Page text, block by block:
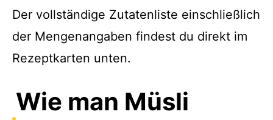
Der vollständige Zutatenliste einschließlich
der Mengenangaben findest du direkt im
Rezeptkarten unten.
Wie man Müsli